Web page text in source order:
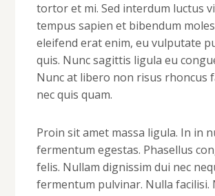
tortor et mi. Sed interdum luctus
tempus sapien et bibendum
eleifend erat enim, eu vulputate
quis. Nunc sagittis ligula eu
Nunc at libero non risus rhoncus
nec quis quam.
Proin sit amet massa ligula. In in
fermentum egestas. Phasellus
felis. Nullam dignissim dui nec
fermentum pulvinar. Nulla facilisi.